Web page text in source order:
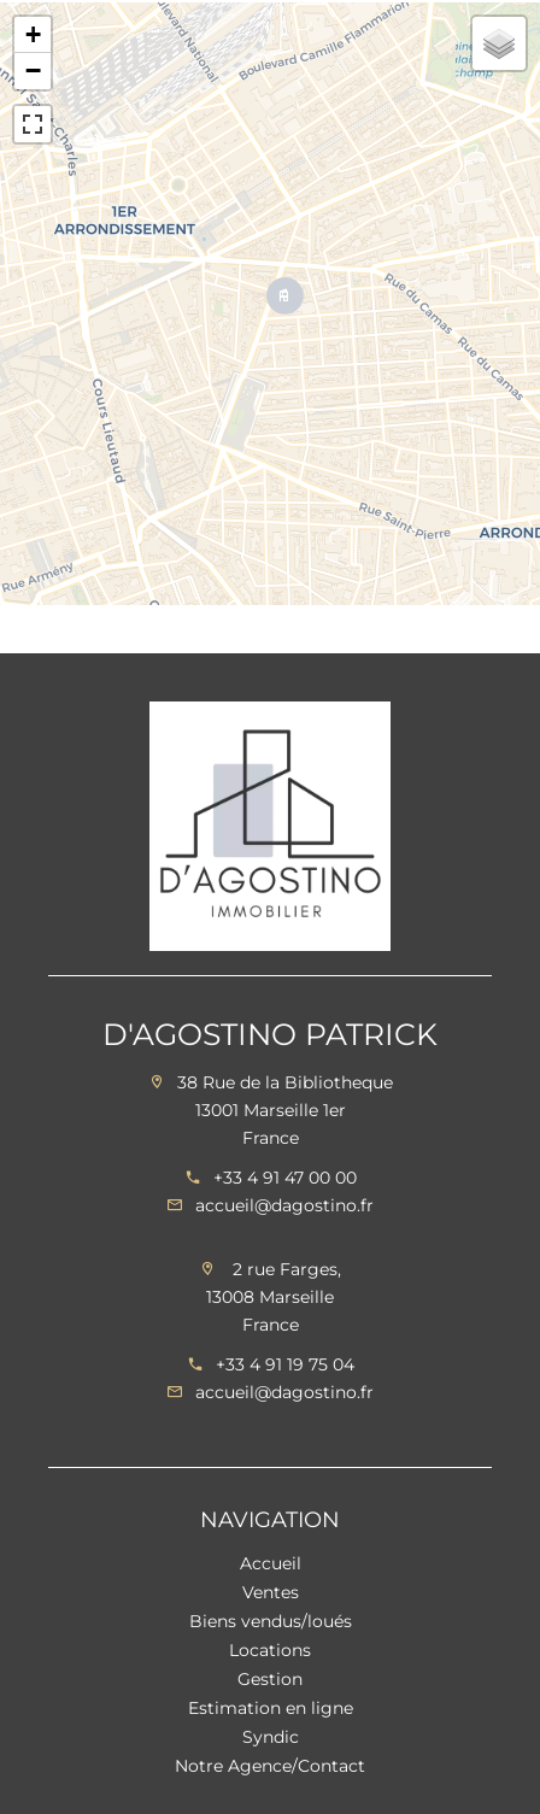
+
−
D'AGOSTINO PATRICK
38 Rue de la Bibliotheque
13001 Marseille 1er
France
+33 4 91 47 00 00
accueil@dagostino.fr
2 rue Farges,
13008 Marseille
France
+33 4 91 19 75 04
accueil@dagostino.fr
NAVIGATION
Accueil
Ventes
Biens vendus/loués
Locations
Gestion
Estimation en ligne
Syndic
Notre Agence/Contact